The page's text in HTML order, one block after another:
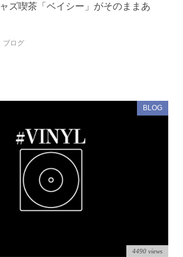
ズ喫茶「ベイシー」がそのままあ
ブログ
4490 views
BLOG